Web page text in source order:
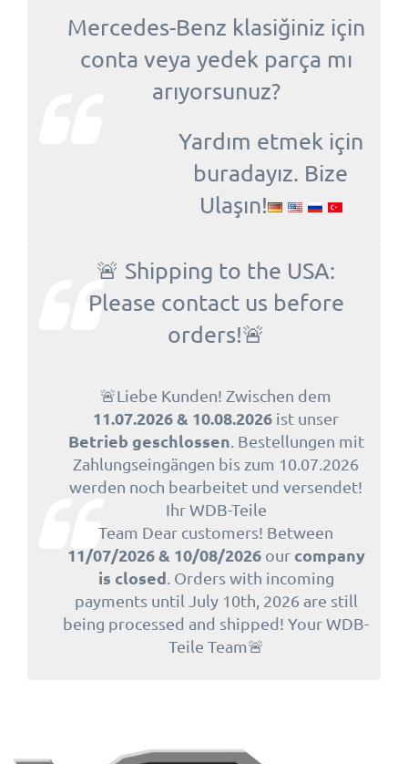
Mercedes-Benz klasiğiniz için
conta veya yedek parça mı
arıyorsunuz?
Yardım etmek için
buradayız. Bize
Ulaşın!
🚨 Shipping to the USA:
Please contact us before
orders!🚨
🚨Liebe Kunden! Zwischen dem
11.07.2026 & 10.08.2026 ist unser
Betrieb geschlossen . Bestellungen mit
Zahlungseingängen bis zum 10.07.2026
werden noch bearbeitet und versendet!
Ihr WDB-Teile
Team Dear customers! Between
11/07/2026 & 10/08/2026our company
is closed . Orders with incoming
payments until July 10th, 2026 are still
being processed and shipped! Your WDB-
Teile Team🚨